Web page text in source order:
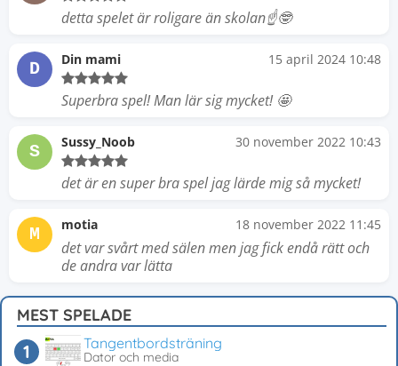
detta spelet är roligare än skolan☝🤓
D Din mami 15 april 2024 10:48
Superbra spel! Man lär sig mycket! 🤩
S Sussy_Noob 30 november 2022 10:43
det är en super bra spel jag lärde mig så mycket!
M motia 18 november 2022 11:45
det var svårt med sälen men jag fick endå rätt och
de andra var lätta
MEST SPELADE
Tangentbordsträning
Dator och media